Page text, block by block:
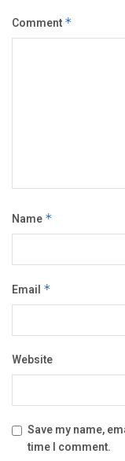
Comment *
Name *
Email *
Website
Save my name,
time I comment.